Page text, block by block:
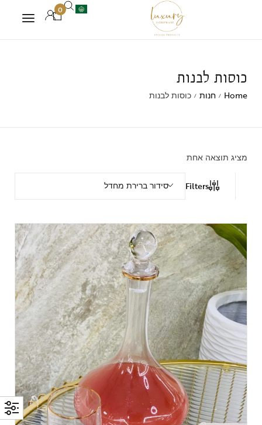
0
כוסות לבנות
Home
/ חנות / כוסות לבנות
מציג תוצאה אחת
Filters סידור ברירת מחדל